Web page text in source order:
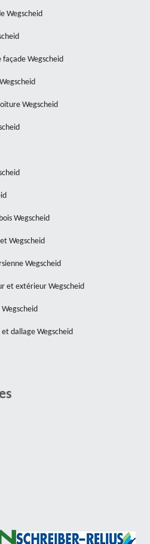
Wegscheid
Wegscheid
Wegscheid
Wegscheid
Wegscheid
Wegscheid
et extérieur Wegscheid
dallage Wegscheid